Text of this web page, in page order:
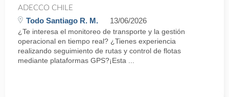
ADECCO CHILE
Todo Santiago R. M. 13/06/2026
¿Te interesa el monitoreo de transporte y la gestión
operacional en tiempo real? ¿Tienes experiencia
realizando seguimiento de rutas y control de flotas
mediante plataformas GPS?¡Esta ...